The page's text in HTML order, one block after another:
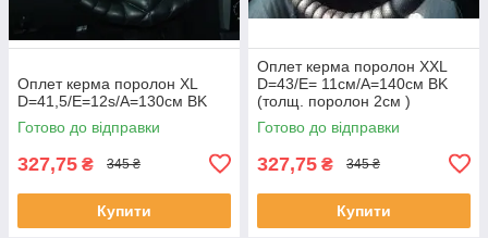
Оплет керма поролон XL
D=41,5/E=12s/A=130см BK
Готово до відправки
327,75 ₴ 345 ₴
Купити
Оплет керма поролон XXL
D=43/E= 11см/A=140см BK
(толщ. поролон 2см )
Готово до відправки
327,75 ₴ 345 ₴
Купити